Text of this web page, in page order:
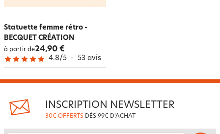
Statuette femme rétro -
BECQUET CRÉATION
à partir de24,90 €
4.8/5 - 53 avis
INSCRIPTION NEWSLETTER
30€ OFFERTS DÈS 99€ D'ACHAT